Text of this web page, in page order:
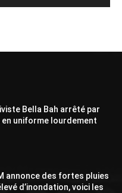
Bella Bah arrêté par
en uniforme lourdement
annonce des fortes pluies
d’inondation, voici les